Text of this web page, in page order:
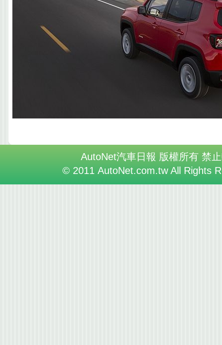
AutoNet汽車日報 版權所有 禁
© 2011 AutoNet.com.tw All Rights